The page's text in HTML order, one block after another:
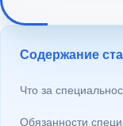
Содержание
Что за
Обязанности